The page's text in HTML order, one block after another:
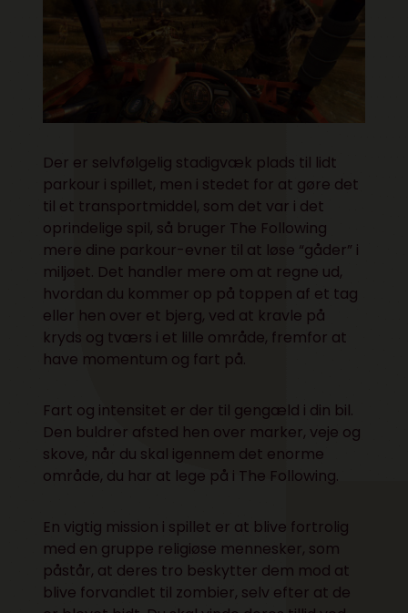
Der er selvfølgelig stadigvæk plads til lidt
parkour i spillet, men i stedet for at gøre det
til et transportmiddel, som det var i det
oprindelige spil, så bruger The Following
mere dine parkour-evner til at løse “gåder” i
miljøet. Det handler mere om at regne ud,
hvordan du kommer op på toppen af et tag
eller hen over et bjerg, ved at kravle på
kryds og tværs i et lille område, fremfor at
have momentum og fart på.
Fart og intensitet er der til gengæld i din bil.
Den buldrer afsted hen over marker, veje og
skove, når du skal igennem det enorme
område, du har at lege på i The Following.
En vigtig mission i spillet er at blive fortrolig
med en gruppe religiøse mennesker, som
påstår, at deres tro beskytter dem mod at
blive forvandlet til zombier, selv efter at de